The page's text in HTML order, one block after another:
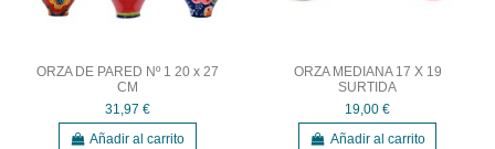
ORZA DE PARED Nº 1 20 x 27
CM
31,97 €
Añadir al carrito
ORZA MEDIANA 17 X 19
SURTIDA
19,00 €
Añadir al carrito